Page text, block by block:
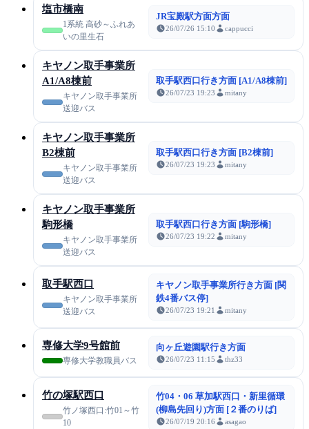
塩市橋南
1系統 高砂～ふれあ
いの里生石
JR宝殿駅方面方面
26/07/26 15:10 cappucci
キヤノン取手事業所
A1/A8棟前
キヤノン取手事業所
送迎バス
取手駅西口行き方面 [A1/A8棟前]
26/07/23 19:23 mitany
キヤノン取手事業所
B2棟前
キヤノン取手事業所
送迎バス
取手駅西口行き方面 [B2棟前]
26/07/23 19:23 mitany
キヤノン取手事業所
駒形橋
キヤノン取手事業所
送迎バス
取手駅西口行き方面 [駒形橋]
26/07/23 19:22 mitany
取手駅西口
キヤノン取手事業所
送迎バス
キヤノン取手事業所行き方面 [関
鉄4番バス停]
26/07/23 19:21 mitany
専修大学9号館前
専修大学教職員バス
向ヶ丘遊園駅行き方面
26/07/23 11:15 thz33
竹の塚駅西口
竹ノ塚西口:竹01～竹
10
竹04・06 草加駅西口・新里循環
(柳島先回り)方面 [２番のりば]
26/07/19 20:16 asagao